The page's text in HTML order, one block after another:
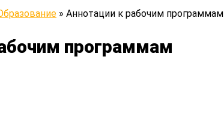
» Аннотации к рабочим программам
программам